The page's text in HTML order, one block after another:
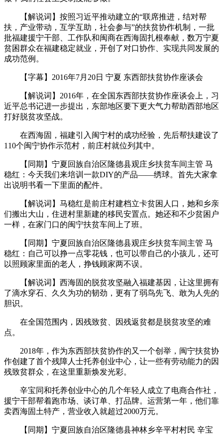
【解说词】按照习近平推动建立的“联席推进，结对帮
扶，产业带动，互学互助，社会参与”的扶贫协作机制，一批
批福建援宁干部、工作队和闽商在西海固扎根奉献，数万宁夏
贫困群众在福建稳定就业，开创了对口协作、实现共同发展的
成功范例。
【字幕】2016年7月20日 宁夏 东西部扶贫协作座谈会
【解说词】2016年，在全国东西部扶贫协作座谈会上，习
近平总书记进一步提出，东部地区要下更大气力帮助西部地区
打好脱贫攻坚战。
在西海固，福建引入闽宁村的成功经验，先后帮扶建设了
110个闽宁协作示范村，前庄村就位列其中。
【同期】宁夏回族自治区隆德县观庄乡扶贫车间主管 马
稳红：今天我们来培训一款DIY的产品——绣球。首先大家拿
出说明书看一下里面的配件。
【解说词】马稳红是前庄村建档立卡贫困人口，她和乡亲
们搬出大山，住进村里新建的移民安置点。她还和不少贫困户
一样，在家门口的闽宁扶贫车间上了班。
【同期】宁夏回族自治区隆德县观庄乡扶贫车间主管 马
稳红：自己可以挣一点零花钱，也可以带自己的小孩儿，还可
以照顾家里面的老人，挣钱顾家两不误。
【解说词】西海固的脱贫攻坚融入福建基因，让这里拥有
了滴水穿石、久久为功的韧劲，更有了弱鸟先飞、敢为人先的
胆识。
在全国范围内，因残致贫、因残返贫都是脱贫攻坚的难
点。
2018年，作为东西部扶贫协作的又一个创举，闽宁扶贫协
作创建了首个残障人士托养创业中心，让一些有劳动能力的因
残致贫群众，在这里重新焕发光彩。
辛宝同和托养创业中心的几个年轻人成立了电商合作社，
援宁干部帮着跑市场、谈订单、打品牌。运营第一年，他们靠
卖西海固土特产，营业收入就超过2000万元。
【同期】宁夏回族自治区隆德县神林乡辛平村村民 辛宝